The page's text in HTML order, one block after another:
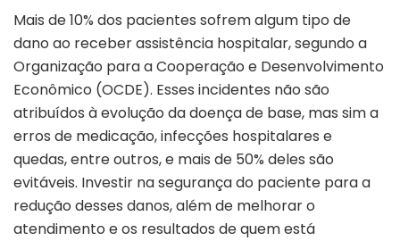
Mais de 10% dos pacientes sofrem algum tipo de
dano ao receber assistência hospitalar, segundo a
Organização para a Cooperação e Desenvolvimento
Econômico (OCDE). Esses incidentes não são
atribuídos à evolução da doença de base, mas sim a
erros de medicação, infecções hospitalares e
quedas, entre outros, e mais de 50% deles são
evitáveis. Investir na segurança do paciente para a
redução desses danos, além de melhorar o
atendimento e os resultados de quem está